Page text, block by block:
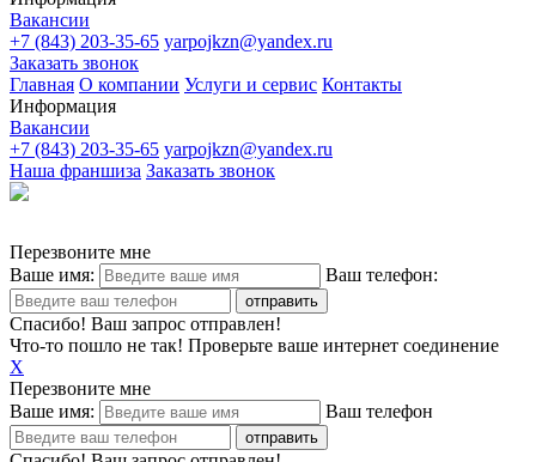
Вакансии
+7 (843) 203-35-65 yarpojkzn@yandex.ru
Заказать звонок
Главная О компании Услуги и сервис Контакты
Информация
Вакансии
+7 (843) 203-35-65 yarpojkzn@yandex.ru
Наша франшиза Заказать звонок
Перезвоните мне
Ваше имя:
Ваш телефон:
Спасибо! Ваш запрос отправлен!
Что-то пошло не так! Проверьте ваше интернет соединение
X
Перезвоните мне
Ваше имя:
Ваш телефон